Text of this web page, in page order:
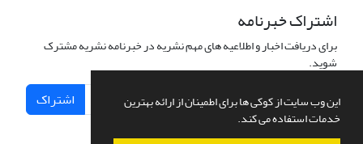
این وب سایت از کوکی ها برای اطمینان از ارائه بهترین
خدمات استفاده می کند.
اشتراک خبرنامه
برای دریافت اخبار و اطلاعیه های مهم نشریه در خبرنامه نشریه مشترک
شوید.
اشتراک